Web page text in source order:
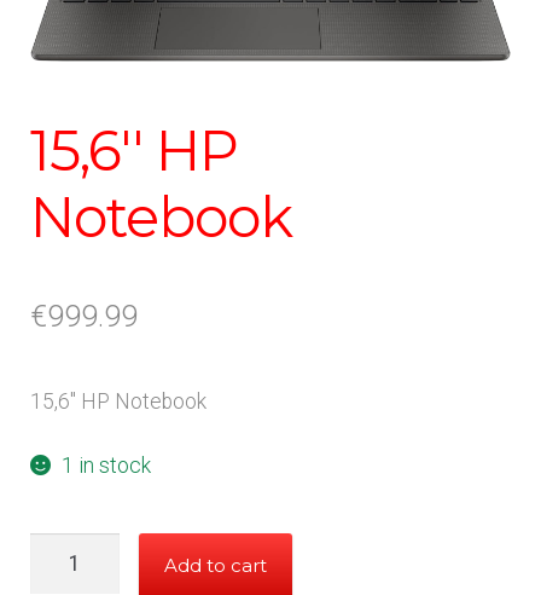
15,6'' HP
Notebook
€999.99
15,6'' HP Notebook
1 in stock
Add to cart